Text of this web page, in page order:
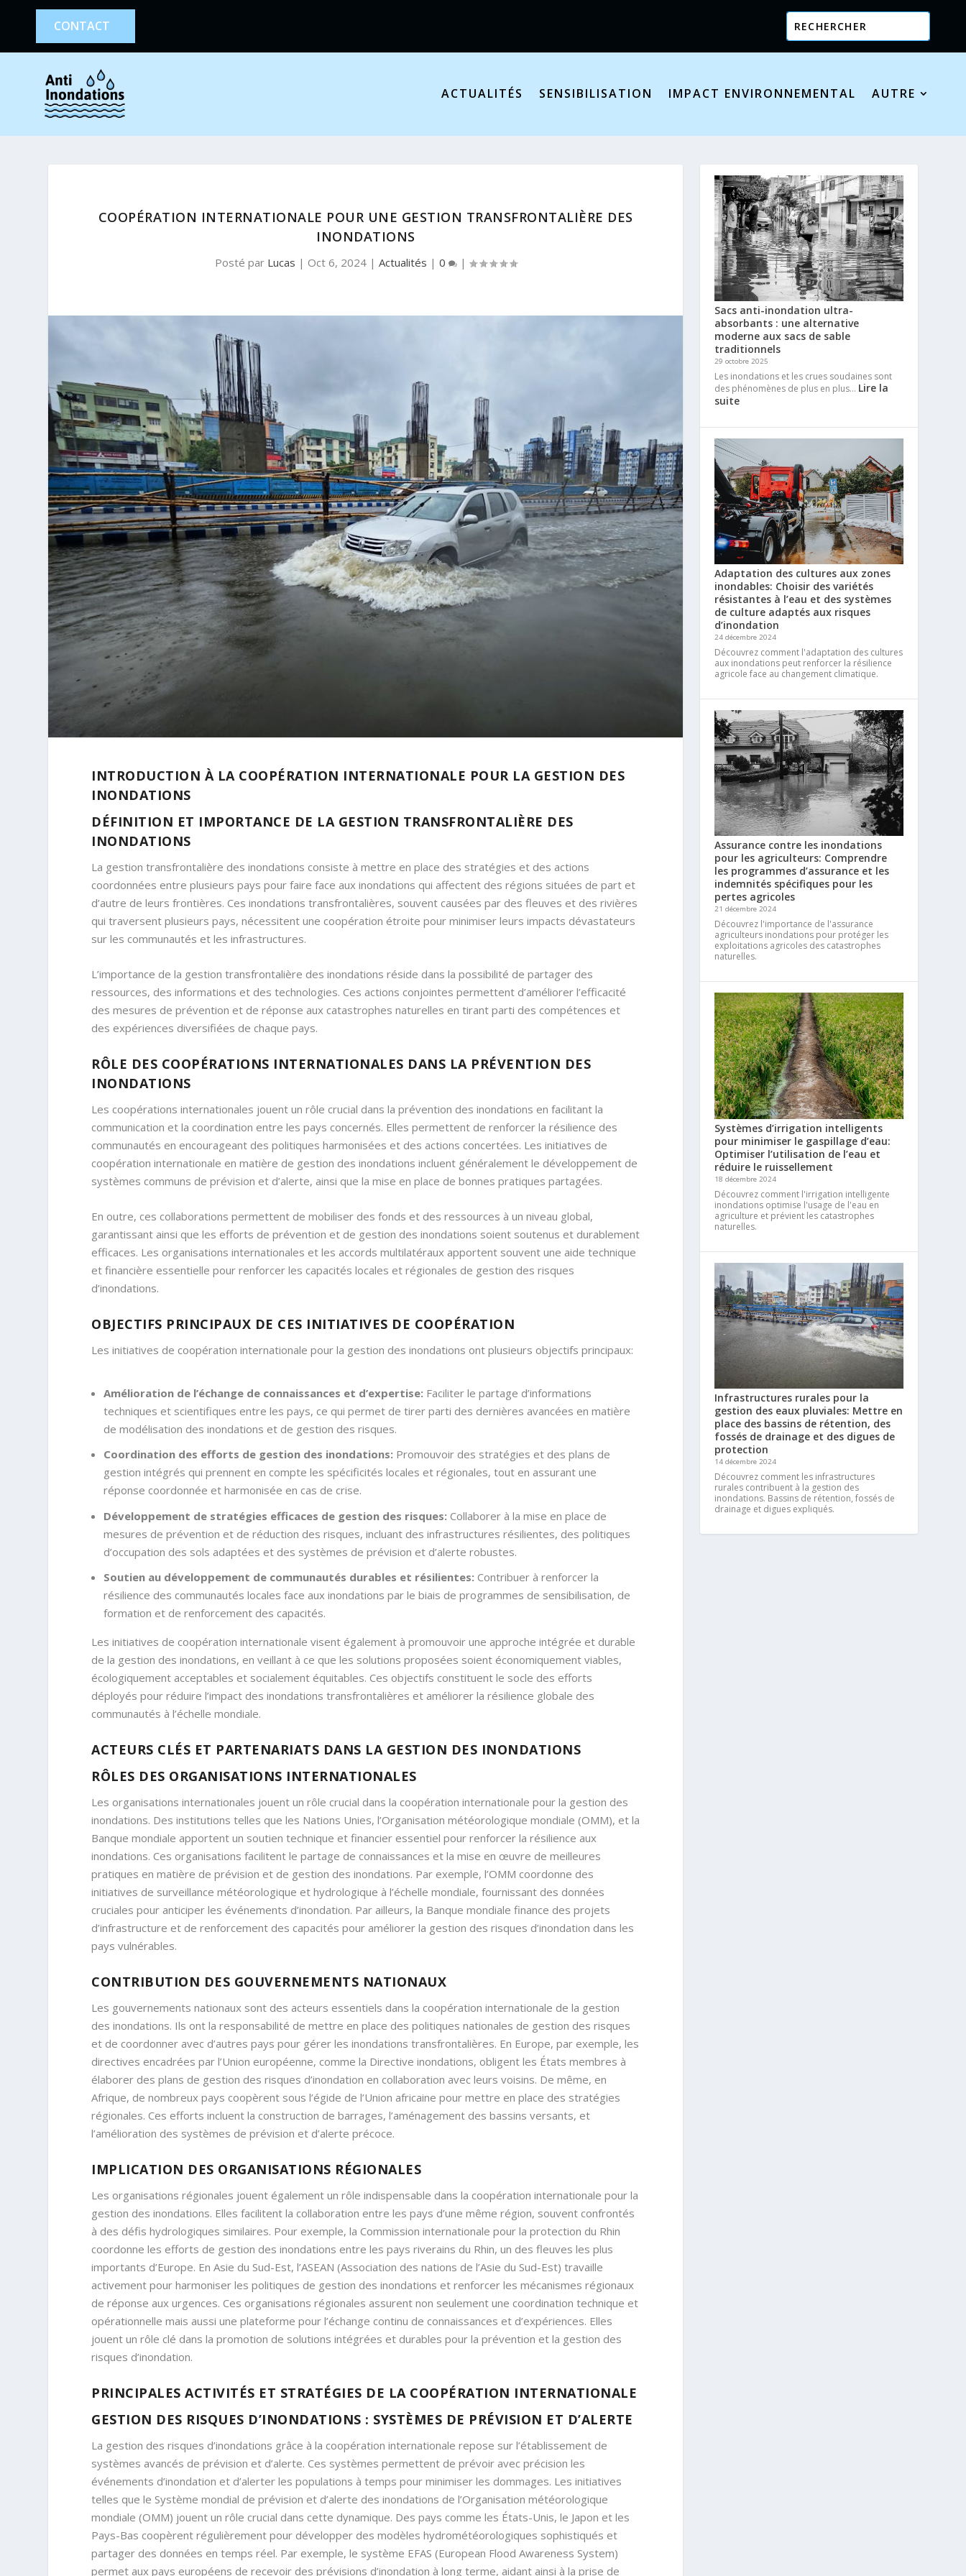
CONTACT
ACTUALITÉS SENSIBILISATION IMPACT ENVIRONNEMENTAL AUTRE
COOPÉRATION INTERNATIONALE POUR UNE GESTION TRANSFRONTALIÈRE DES
INONDATIONS
Posté par Lucas | Oct 6, 2024| Actualités | 0 |
INTRODUCTION À LA COOPÉRATION INTERNATIONALE POUR LA GESTION DES
INONDATIONS
DÉFINITION ET IMPORTANCE DE LA GESTION TRANSFRONTALIÈRE DES
INONDATIONS
La gestion transfrontalière des inondations consiste à mettre en place des stratégies et des actions
coordonnées entre plusieurs pays pour faire face aux inondations qui affectent des régions situées de part et
d’autre de leurs frontières. Ces inondations transfrontalières, souvent causées par des fleuves et des rivières
qui traversent plusieurs pays, nécessitent une coopération étroite pour minimiser leurs impacts dévastateurs
sur les communautés et les infrastructures.
L’importance de la gestion transfrontalière des inondations réside dans la possibilité de partager des
ressources, des informations et des technologies. Ces actions conjointes permettent d’améliorer l’efficacité
des mesures de prévention et de réponse aux catastrophes naturelles en tirant parti des compétences et
des expériences diversifiées de chaque pays.
RÔLE DES COOPÉRATIONS INTERNATIONALES DANS LA PRÉVENTION DES
INONDATIONS
Les coopérations internationales jouent un rôle crucial dans la prévention des inondations en facilitant la
communication et la coordination entre les pays concernés. Elles permettent de renforcer la résilience des
communautés en encourageant des politiques harmonisées et des actions concertées. Les initiatives de
coopération internationale en matière de gestion des inondations incluent généralement le développement de
systèmes communs de prévision et d’alerte, ainsi que la mise en place de bonnes pratiques partagées.
En outre, ces collaborations permettent de mobiliser des fonds et des ressources à un niveau global,
garantissant ainsi que les efforts de prévention et de gestion des inondations soient soutenus et durablement
efficaces. Les organisations internationales et les accords multilatéraux apportent souvent une aide technique
et financière essentielle pour renforcer les capacités locales et régionales de gestion des risques
d’inondations.
OBJECTIFS PRINCIPAUX DE CES INITIATIVES DE COOPÉRATION
Les initiatives de coopération internationale pour la gestion des inondations ont plusieurs objectifs principaux:
Amélioration de l’échange de connaissances et d’expertise: Faciliter le partage d’informations
techniques et scientifiques entre les pays, ce qui permet de tirer parti des dernières avancées en matière
de modélisation des inondations et de gestion des risques.
Coordination des efforts de gestion des inondations: Promouvoir des stratégies et des plans de
gestion intégrés qui prennent en compte les spécificités locales et régionales, tout en assurant une
réponse coordonnée et harmonisée en cas de crise.
Développement de stratégies efficaces de gestion des risques: Collaborer à la mise en place de
mesures de prévention et de réduction des risques, incluant des infrastructures résilientes, des politiques
d’occupation des sols adaptées et des systèmes de prévision et d’alerte robustes.
Soutien au développement de communautés durables et résilientes: Contribuer à renforcer la
résilience des communautés locales face aux inondations par le biais de programmes de sensibilisation, de
formation et de renforcement des capacités.
Les initiatives de coopération internationale visent également à promouvoir une approche intégrée et durable
de la gestion des inondations, en veillant à ce que les solutions proposées soient économiquement viables,
écologiquement acceptables et socialement équitables. Ces objectifs constituent le socle des efforts
déployés pour réduire l’impact des inondations transfrontalières et améliorer la résilience globale des
communautés à l’échelle mondiale.
ACTEURS CLÉS ET PARTENARIATS DANS LA GESTION DES INONDATIONS
RÔLES DES ORGANISATIONS INTERNATIONALES
Les organisations internationales jouent un rôle crucial dans la coopération internationale pour la gestion des
inondations. Des institutions telles que les Nations Unies, l’Organisation météorologique mondiale (OMM), et la
Banque mondiale apportent un soutien technique et financier essentiel pour renforcer la résilience aux
inondations. Ces organisations facilitent le partage de connaissances et la mise en œuvre de meilleures
pratiques en matière de prévision et de gestion des inondations. Par exemple, l’OMM coordonne des
initiatives de surveillance météorologique et hydrologique à l’échelle mondiale, fournissant des données
cruciales pour anticiper les événements d’inondation. Par ailleurs, la Banque mondiale finance des projets
d’infrastructure et de renforcement des capacités pour améliorer la gestion des risques d’inondation dans les
pays vulnérables.
CONTRIBUTION DES GOUVERNEMENTS NATIONAUX
Les gouvernements nationaux sont des acteurs essentiels dans la coopération internationale de la gestion
des inondations. Ils ont la responsabilité de mettre en place des politiques nationales de gestion des risques
et de coordonner avec d’autres pays pour gérer les inondations transfrontalières. En Europe, par exemple, les
directives encadrées par l’Union européenne, comme la Directive inondations, obligent les États membres à
élaborer des plans de gestion des risques d’inondation en collaboration avec leurs voisins. De même, en
Afrique, de nombreux pays coopèrent sous l’égide de l’Union africaine pour mettre en place des stratégies
régionales. Ces efforts incluent la construction de barrages, l’aménagement des bassins versants, et
l’amélioration des systèmes de prévision et d’alerte précoce.
IMPLICATION DES ORGANISATIONS RÉGIONALES
Les organisations régionales jouent également un rôle indispensable dans la coopération internationale pour la
gestion des inondations. Elles facilitent la collaboration entre les pays d’une même région, souvent confrontés
à des défis hydrologiques similaires. Pour exemple, la Commission internationale pour la protection du Rhin
coordonne les efforts de gestion des inondations entre les pays riverains du Rhin, un des fleuves les plus
importants d’Europe. En Asie du Sud-Est, l’ASEAN (Association des nations de l’Asie du Sud-Est) travaille
activement pour harmoniser les politiques de gestion des inondations et renforcer les mécanismes régionaux
de réponse aux urgences. Ces organisations régionales assurent non seulement une coordination technique et
opérationnelle mais aussi une plateforme pour l’échange continu de connaissances et d’expériences. Elles
jouent un rôle clé dans la promotion de solutions intégrées et durables pour la prévention et la gestion des
risques d’inondation.
PRINCIPALES ACTIVITÉS ET STRATÉGIES DE LA COOPÉRATION INTERNATIONALE
GESTION DES RISQUES D’INONDATIONS : SYSTÈMES DE PRÉVISION ET D’ALERTE
La gestion des risques d’inondations grâce à la coopération internationale repose sur l’établissement de
systèmes avancés de prévision et d’alerte. Ces systèmes permettent de prévoir avec précision les
événements d’inondation et d’alerter les populations à temps pour minimiser les dommages. Les initiatives
telles que le Système mondial de prévision et d’alerte des inondations de l’Organisation météorologique
mondiale (OMM) jouent un rôle crucial dans cette dynamique. Des pays comme les États-Unis, le Japon et les
Pays-Bas coopèrent régulièrement pour développer des modèles hydrométéorologiques sophistiqués et
partager des données en temps réel. Par exemple, le système EFAS (European Flood Awareness System)
permet aux pays européens de recevoir des prévisions d’inondation à long terme, aidant ainsi à la prise de
Sacs anti-inondation ultra-
absorbants : une alternative
moderne aux sacs de sable
traditionnels
29 octobre 2025
Les inondations et les crues soudaines sont
des phénomènes de plus en plus… Lire la
suite
Adaptation des cultures aux zones
inondables: Choisir des variétés
résistantes à l’eau et des systèmes
de culture adaptés aux risques
d’inondation
24 décembre 2024
Découvrez comment l'adaptation des cultures
aux inondations peut renforcer la résilience
agricole face au changement climatique.
Assurance contre les inondations
pour les agriculteurs: Comprendre
les programmes d’assurance et les
indemnités spécifiques pour les
pertes agricoles
21 décembre 2024
Découvrez l'importance de l'assurance
agriculteurs inondations pour protéger les
exploitations agricoles des catastrophes
naturelles.
Systèmes d’irrigation intelligents
pour minimiser le gaspillage d’eau:
Optimiser l’utilisation de l’eau et
réduire le ruissellement
18 décembre 2024
Découvrez comment l'irrigation intelligente
inondations optimise l'usage de l'eau en
agriculture et prévient les catastrophes
naturelles.
Infrastructures rurales pour la
gestion des eaux pluviales: Mettre en
place des bassins de rétention, des
fossés de drainage et des digues de
protection
14 décembre 2024
Découvrez comment les infrastructures
rurales contribuent à la gestion des
inondations. Bassins de rétention, fossés de
drainage et digues expliqués.